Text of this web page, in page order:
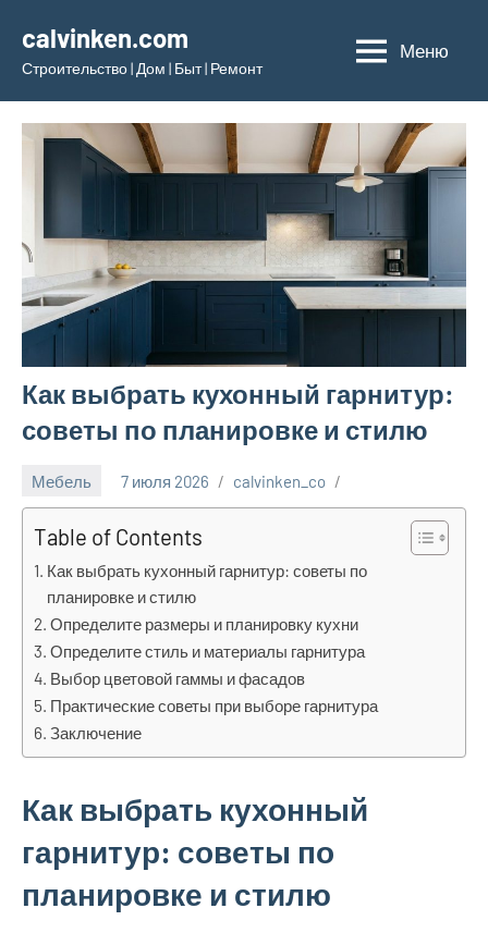
содержимому
calvinken.com
Строительство | Дом | Быт | Ремонт
Меню
Как выбрать кухонный гарнитур:
советы по планировке и стилю
Мебель 7 июля 2026 calvinken_co
Table of Contents
Как выбрать кухонный гарнитур: советы по
планировке и стилю
Определите размеры и планировку кухни
Определите стиль и материалы гарнитура
Выбор цветовой гаммы и фасадов
Практические советы при выборе гарнитура
Заключение
Как выбрать кухонный
гарнитур: советы по
планировке и стилю